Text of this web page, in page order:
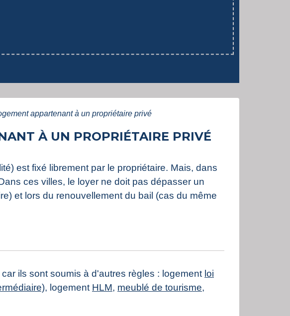
appartenant à un propriétaire privé
À UN PROPRIÉTAIRE PRIVÉ
est fixé librement par le propriétaire. Mais, dans
ces villes, le loyer ne doit pas dépasser un
et lors du renouvellement du bail (cas du même
ils sont soumis à d'autres règles : logement loi
, logement HLM, meublé de tourisme,